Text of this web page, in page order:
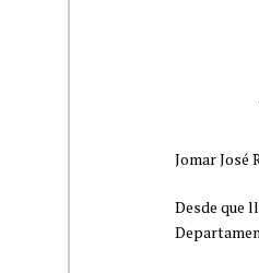
Jomar José
Desde que